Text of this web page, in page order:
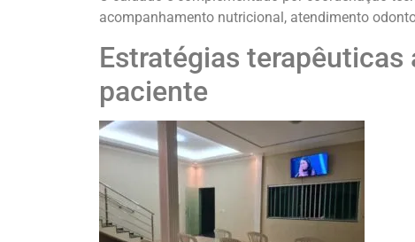
acompanhamento nutricional, atendimento
Estratégias
paciente